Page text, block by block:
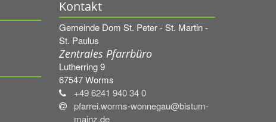
Kontakt
Gemeinde Dom St. Peter - St. Martin -
St. Paulus
Zentrales Pfarrbüro
Lutherring 9
67547 Worms
+49 6241 940 34 0
pfarrei.worms-wonnegau@bistum-
mainz.de